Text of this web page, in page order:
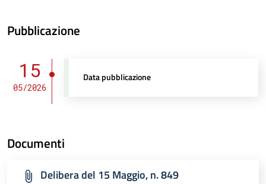
Pubblicazione
15
05/2026
Data pubblicazione
Documenti
Delibera del 15 Maggio, n. 849